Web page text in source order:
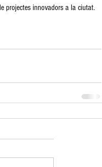
projectes innovadors a la ciutat.